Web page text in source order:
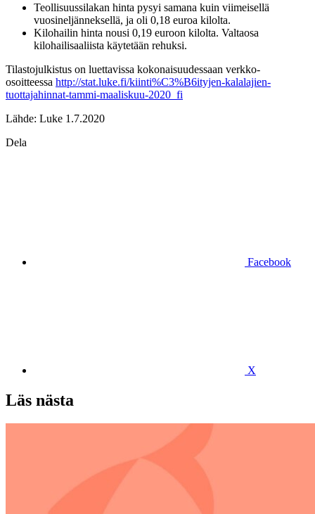
Teollisuussilakan hinta pysyi samana kuin viimeisellä
vuosineljänneksellä, ja oli 0,18 euroa kilolta.
Kilohailin hinta nousi 0,19 euroon kilolta. Valtaosa
kilohailisaaliista käytetään rehuksi.
Tilastojulkistus on luettavissa kokonaisuudessaan verkko-
osoitteessa http://stat.luke.fi/kiinti%C3%B6ityjen-kalalajien-
tuottajahinnat-tammi-maaliskuu-2020_fi
Lähde: Luke 1.7.2020
Dela
Facebook
X
Läs nästa